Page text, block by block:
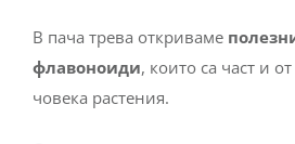
В пача трева откриваме
флавоноиди, които са част и
човека растения.